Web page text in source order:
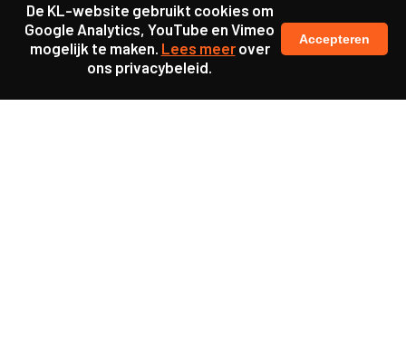
De KL-website gebruikt cookies om
Google Analytics, YouTube en Vimeo
mogelijk te maken. Lees meerover
ons privacybeleid.
Accepteren